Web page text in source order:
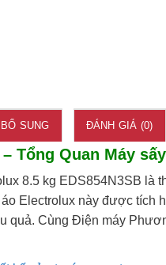
SUNG ĐÁNH GIÁ (0)
Tổng Quan Máy
8.5 kg EDS854N3SB
Electrolux này được
quả. Cùng Điện máy